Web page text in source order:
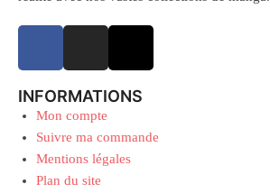
INFORMATIONS
Mon compte
Suivre ma commande
Mentions légales
Plan du site